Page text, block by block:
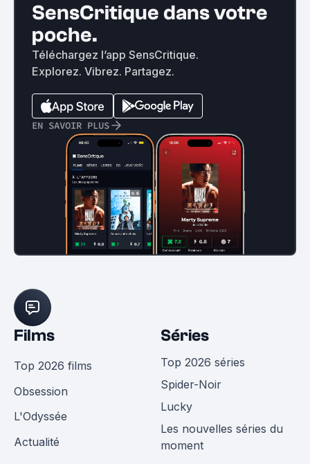
SensCritique dans votre
poche.
Téléchargez l’app SensCritique.
Explorez. Vibrez. Partagez.
EN SAVOIR PLUS
Films
Top 2026 films
Obsession
L'Odyssée
Actualité
Séries
Top 2026 séries
Spider-Noir
Lucky
Les nouvelles séries du
moment